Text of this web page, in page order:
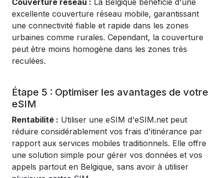
Couverture réseau : La Belgique bénéficie d'une
excellente couverture réseau mobile, garantissant
une connectivité fiable et rapide dans les zones
urbaines comme rurales. Cependant, la couverture
peut être moins homogène dans les zones très
reculées.
Étape 5 : Optimiser les avantages de votre
eSIM
Rentabilité : Utiliser une eSIM d'eSIM.net peut
réduire considérablement vos frais d'itinérance par
rapport aux services mobiles traditionnels. Elle offre
une solution simple pour gérer vos données et vos
appels partout en Belgique, sans avoir à utiliser